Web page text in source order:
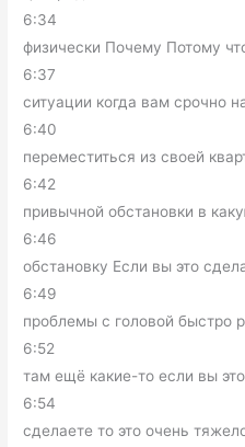
6:34
физически Почему Потому
6:37
ситуации когда вам срочно
6:40
переместиться из своей
6:42
привычной обстановки в
6:46
обстановку Если вы это
6:49
проблемы с головой быстро
6:52
там ещё какие-то если вы
6:54
сделаете то это очень